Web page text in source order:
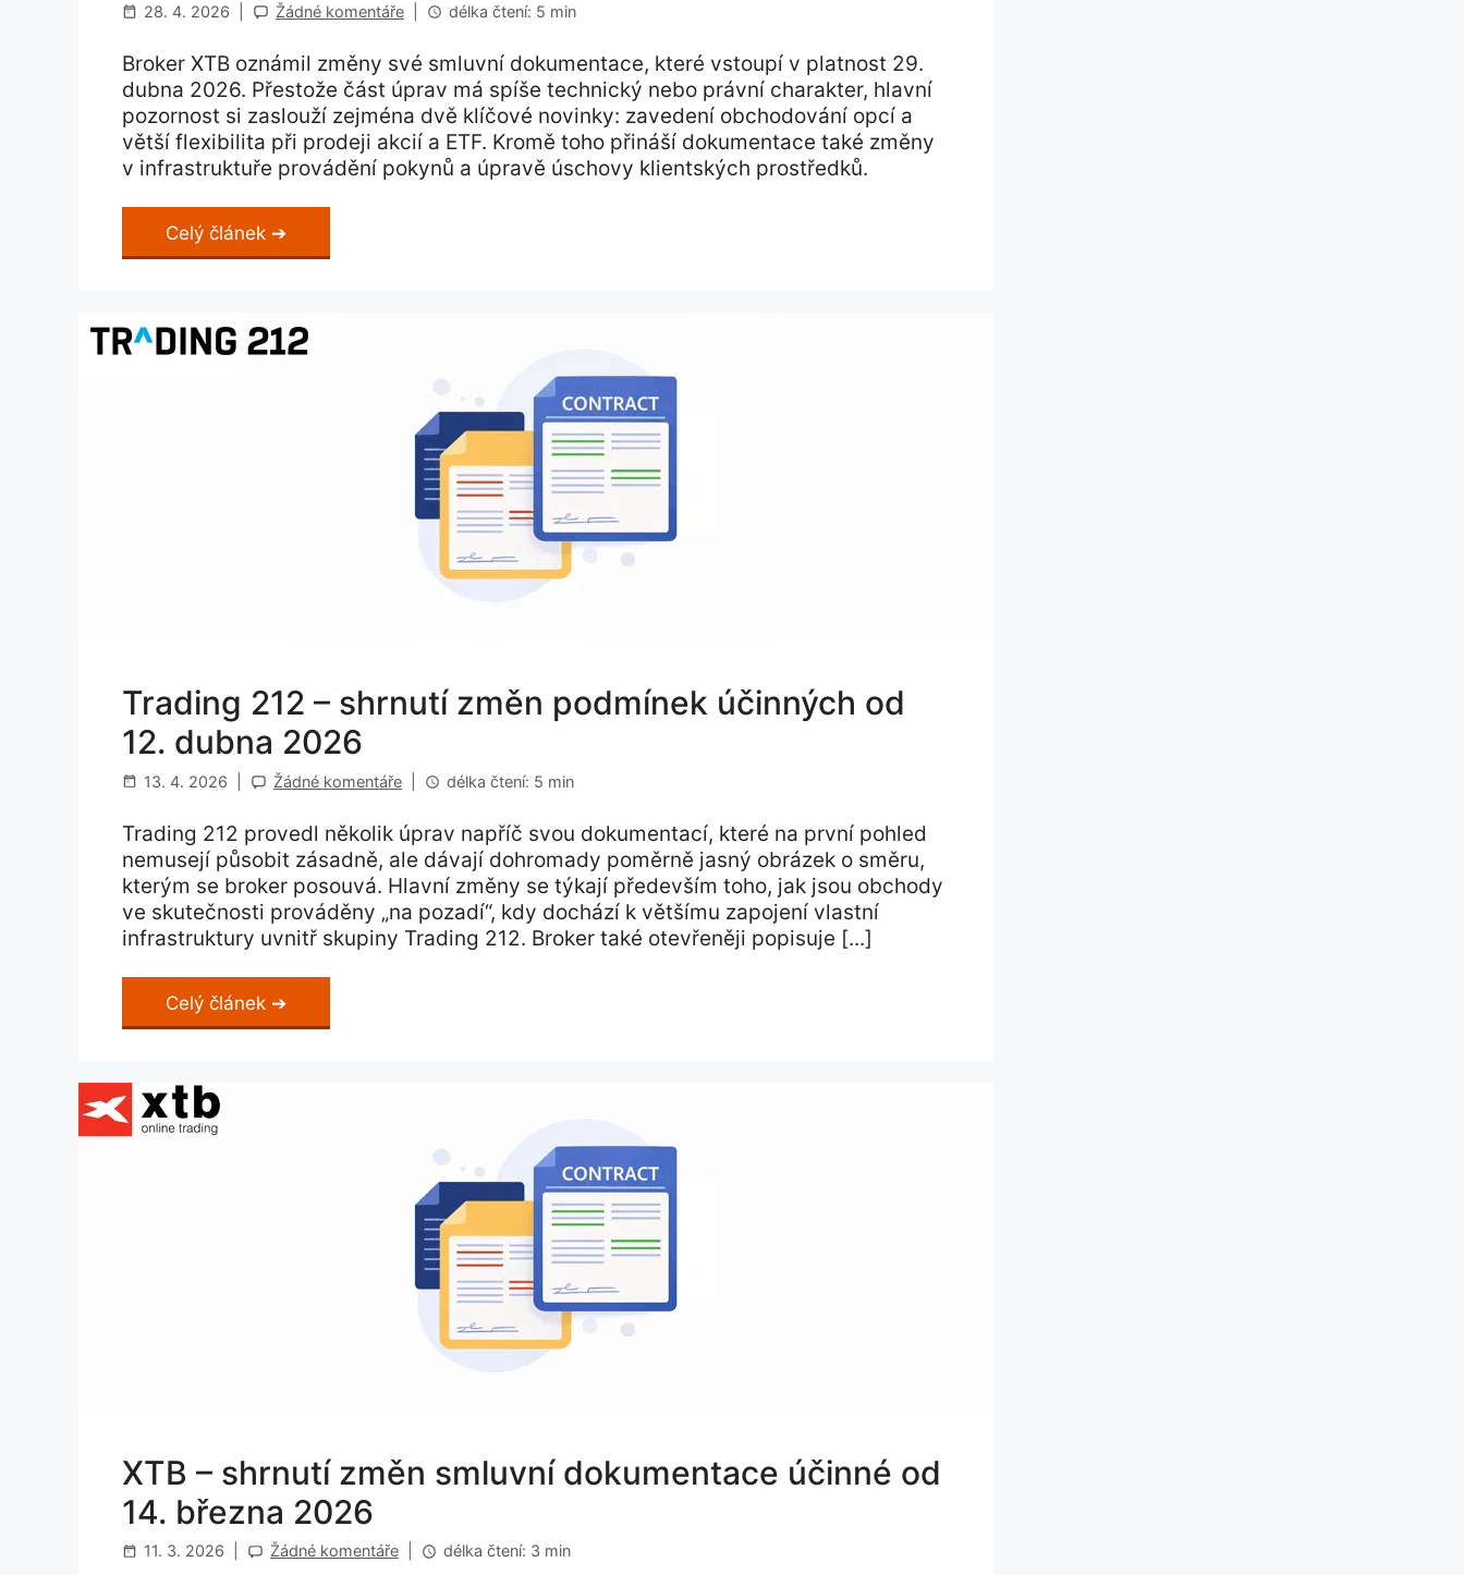
28. 4. 2026 Žádné komentáře délka čtení: 5 min
Broker XTB oznámil změny své smluvní dokumentace, které vstoupí v platnost 29.
dubna 2026. Přestože část úprav má spíše technický nebo právní charakter, hlavní
pozornost si zaslouží zejména dvě klíčové novinky: zavedení obchodování opcí a
větší flexibilita při prodeji akcií a ETF. Kromě toho přináší dokumentace také změny
v infrastruktuře provádění pokynů a úpravě úschovy klientských prostředků.
Celý článek
Trading 212 – shrnutí změn podmínek účinných od
12. dubna 2026
13. 4. 2026 Žádné komentáře délka čtení: 5 min
Trading 212 provedl několik úprav napříč svou dokumentací, které na první pohled
nemusejí působit zásadně, ale dávají dohromady poměrně jasný obrázek o směru,
kterým se broker posouvá. Hlavní změny se týkají především toho, jak jsou obchody
ve skutečnosti prováděny „na pozadí“, kdy dochází k většímu zapojení vlastní
infrastruktury uvnitř skupiny Trading 212. Broker také otevřeněji popisuje [...]
Celý článek
XTB – shrnutí změn smluvní dokumentace účinné od
14. března 2026
11. 3. 2026 Žádné komentáře délka čtení: 3 min